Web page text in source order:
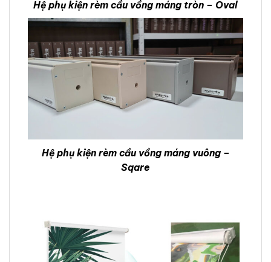
Hệ phụ kiện rèm cầu vồng máng tròn – Oval
Hệ phụ kiện rèm cầu vồng máng vuông –
Sqare